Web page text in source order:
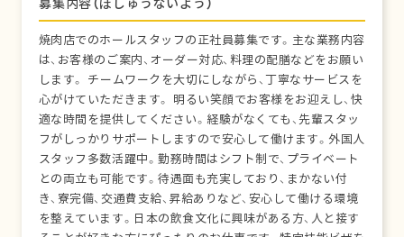
募集内容（ぼしゅうないよう）
焼肉店でのホールスタッフの正社員募集です。主な業務内容
は、お客様のご案内、オーダー対応、料理の配膳などをお願い
します。 チームワークを大切にしながら、丁寧なサービスを
心がけていただきます。 明るい笑顔でお客様をお迎えし、快
適な時間を提供してください。経験がなくても、先輩スタッ
フがしっかりサポートしますので安心して働けます。外国人
スタッフ多数活躍中。勤務時間はシフト制で、プライベート
との両立も可能です。待遇面も充実しており、まかない付
き、寮完備、交通費支給、昇給ありなど、安心して働ける環境
を整えています。日本の飲食文化に興味がある方、人と接す